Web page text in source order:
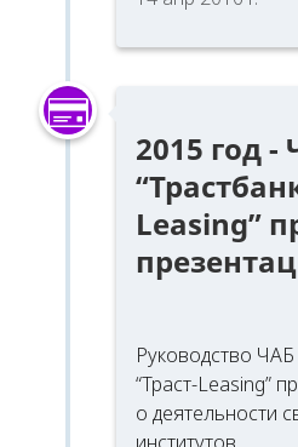
2015 год -
Leasing”
Руководство ЧАБ
“Траст-Leasing”
о деятельности